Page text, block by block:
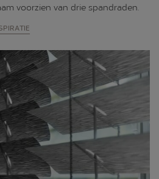
voorzien van drie spandraden.